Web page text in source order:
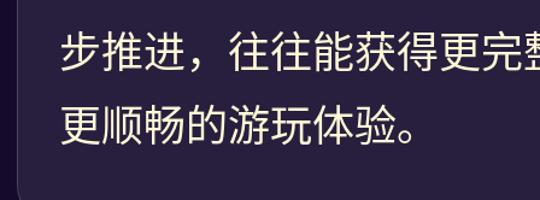
步推进，往往能获得更完
更顺畅的游玩体验。